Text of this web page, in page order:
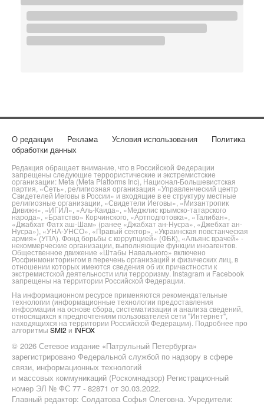
О редакции Реклама Условия использования
Политика
обработки данных
Редакция обращает внимание, что в Российской Федерации
запрещены следующие террористические и экстремистские
организации: Meta (Meta Platforms Inc), Национал-Большевистская
партия, «Сеть», религиозная организация «Управленческий центр
Свидетелей Иеговы в России» и входящие в ее структуру местные
религиозные организации, «Свидетели Иеговы», «Мизантропик
Дивижн», «ИГИЛ», «Аль-Каида», «Меджлис крымско-татарского
народа», «Братство» Корчинского, «Артподготовка», «Талибан»,
«Джабхат Фатх аш-Шам» (ранее «Джабхат ан-Нусра», «Джебхат ан-
Нусра»), «УНА-УНСО», «Правый сектор», «Украинская повстанческая
армия» (УПА). Фонд борьбы с коррупцией» (ФБК), «Альянс врачей» -
некоммерческие организации, выполняющие функции иноагентов.
Общественное движение «Штабы Навального» включено
Росфинмониторингом в перечень организаций и физических лиц, в
отношении которых имеются сведения об их причастности к
экстремистской деятельности или терроризму. Instagram и Facebook
запрещены на территории Российской Федерации.
На информационном ресурсе применяются рекомендательные
технологии (информационные технологии предоставления
информации на основе сбора, систематизации и анализа сведений,
относящихся к предпочтениям пользователей сети "Интернет",
находящихся на территории Российской Федерации). Подробнее про
алгоритмы SMI2 и INFOX
© 2026 Сетевое издание «Патрульный Петербурга»
зарегистрировано Федеральной службой по надзору в сфере
связи, информационных технологий
и массовых коммуникаций (Роскомнадзор) Регистрационный
номер ЭЛ № ФС 77 - 82871 от 30.03.2022.
Главный редактор: Солдатова Софья Олеговна. Учредители: